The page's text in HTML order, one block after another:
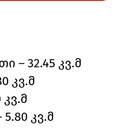
– 32.45 კვ.მ
კვ.მ
კვ.მ
კვ.მ